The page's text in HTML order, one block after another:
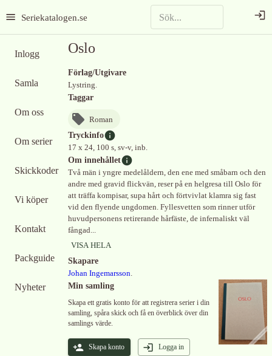
Seriekatalogen.se
Inlogg
Samla
Om oss
Om serier
Skickkoder
Vi köper
Kontakt
Packguide
Nyheter
Oslo
Förlag/Utgivare
Lystring.
Taggar
Roman
Tryckinfo
17 x 24, 100 s, sv-v, inb.
Om innehållet
Två män i yngre medelåldern, den ene med småbarn och den
andre med gravid flickvän, reser på en helgresa till Oslo för
att träffa kompisar, supa hårt och förtvivlat klamra sig fast
vid den flyende ungdomen. Fyllesvetten som rinner utför
huvudpersonens retirerande hårfäste, de infernaliskt väl
fångad...
VISA HELA
Skapare
Johan Ingemarsson.
Min samling
Skapa ett gratis konto för att registrera serier i din
samling, spåra skick och få en överblick över din
samlings värde.
Skapa konto Logga in